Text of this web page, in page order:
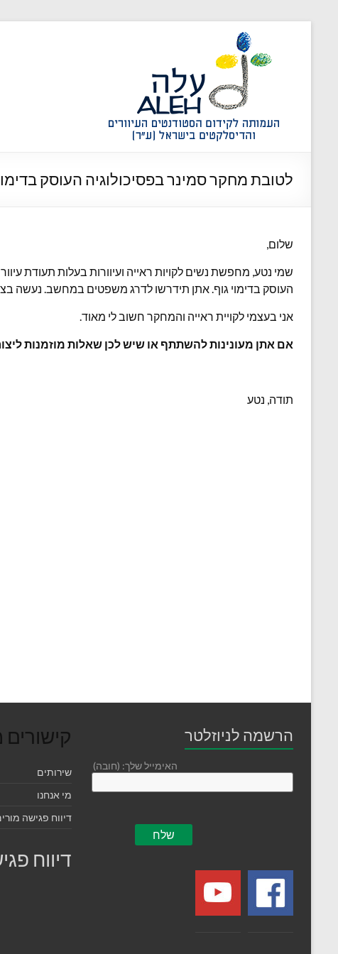
לטובת מחקר סמינר בפסיכולוגיה העוסק
שלום,
שמי נטע, מחפשת נשים לקויות ראייה ועיוורות בעלות תעודת
העוסק בדימוי גוף. אתן תידרשו לדרג משפטים במחשב. נעשה
אני בעצמי לקויית ראייה והמחקר חשוב לי מאוד.
אם אתן מעונינות להשתתף או שיש לכן שאלות מוזמנות ליצור איתי
תודה, נטע
הרשמה לניוזלטר
האימייל שלך: (חובה)
קישורים
שירותים
מי אנחנו
דיווח פגישה
דיווח